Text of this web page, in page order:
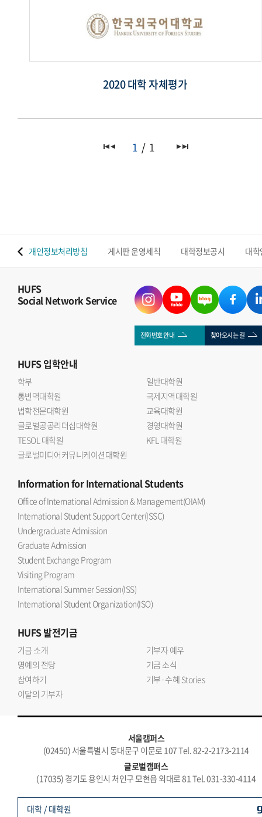
2020 대학 자체평가
1 1
개인정보처리방침 게시판 운영세칙 대학정보공시 대
HUFS
Social Network Service
전화번호 안내 찾아오시는 길
HUFS입학안내
학부
일반대학원
통번역대학원
국제지역대학원
법학전문대학원
교육대학원
글로벌공공리더십대학원
경영대학원
TESOL 대학원
KFL 대학원
글로벌미디어커뮤니케이션대학원
Informationfor International Students
Office of International Admission & Management(OIAM)
International Student Support Center(ISSC)
Undergraduate Admission
Graduate Admission
Student Exchange Program
Visiting Program
International Summer Session(ISS)
International Student Organization(ISO)
HUFS발전기금
기금 소개
기부자 예우
명예의 전당
기금 소식
참여하기
기부·수혜 Stories
이달의 기부자
서울캠퍼스
(02450) 서울특별시 동대문구 이문로 107 Tel. 82-2-2173-2114
글로벌캠퍼스
(17035) 경기도 용인시 처인구 모현읍 외대로 81 Tel. 031-330-4114
대학 / 대학원